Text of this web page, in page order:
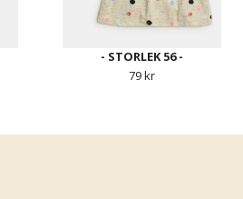
- STORLEK 56 -
79 kr